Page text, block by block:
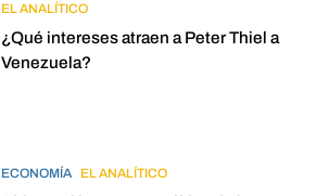
EL ANALÍTICO
¿Qué intereses atraen a Peter Thiel a
Venezuela?
ECONOMÍA EL ANALÍTICO